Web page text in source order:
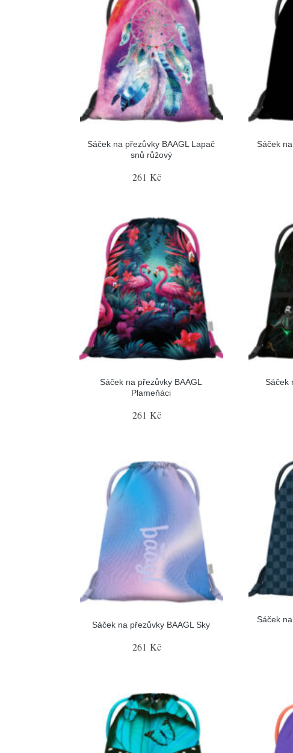
Sáček na přezůvky BAAGL Lapač
snů růžový
261 Kč
Sáček
Sáček na přezůvky BAAGL
Plameňáci
261 Kč
Sáček
Sáček na přezůvky BAAGL Sky
261 Kč
Sáček